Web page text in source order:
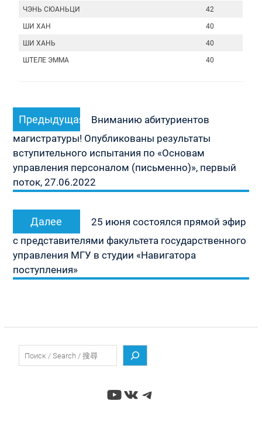
ЧЭНЬ СЮАНЬЦИ 42
ШИ ХАН 40
ШИ ХАНЬ 40
ШТЕЛЕ ЭММА 40
Навигация
по
записям
Предыдущая
запись:
Вниманию абитуриентов
магистратуры! Опубликованы результаты
вступительного испытания по «Основам
управления персоналом (письменно)», первый
поток, 27.06.2022
Далее
запись:
25 июня состоялся прямой эфир
с представителями факультета государственного
управления МГУ в студии «Навигатора
поступления»
YouTube
ВКонтакте
Telegram